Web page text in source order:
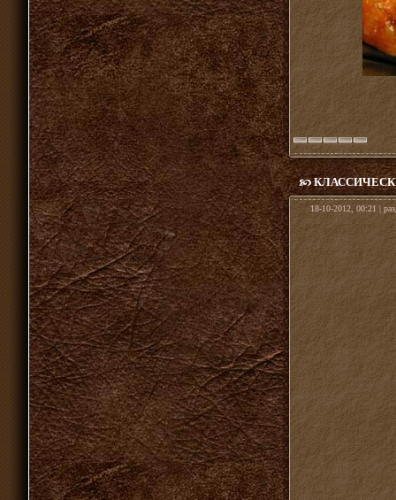
18-10-2012, 00:21 |